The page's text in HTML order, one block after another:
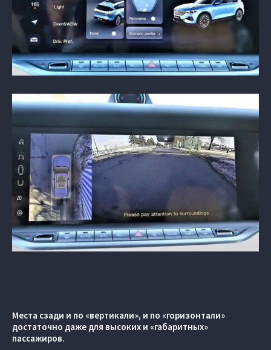
Места сзади и по «вертикали», и по «горизонтали»
достаточно даже для высоких и «габаритных»
пассажиров.